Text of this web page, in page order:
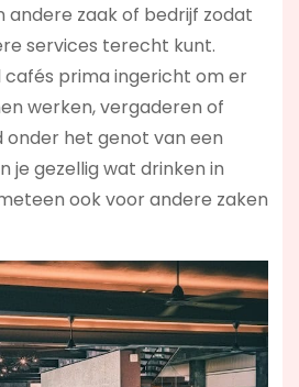
andere zaak of bedrijf zodat
services terecht kunt.
cafés prima ingericht om er
werken, vergaderen of
onder het genot van een
je gezellig wat drinken in
ook voor andere zaken